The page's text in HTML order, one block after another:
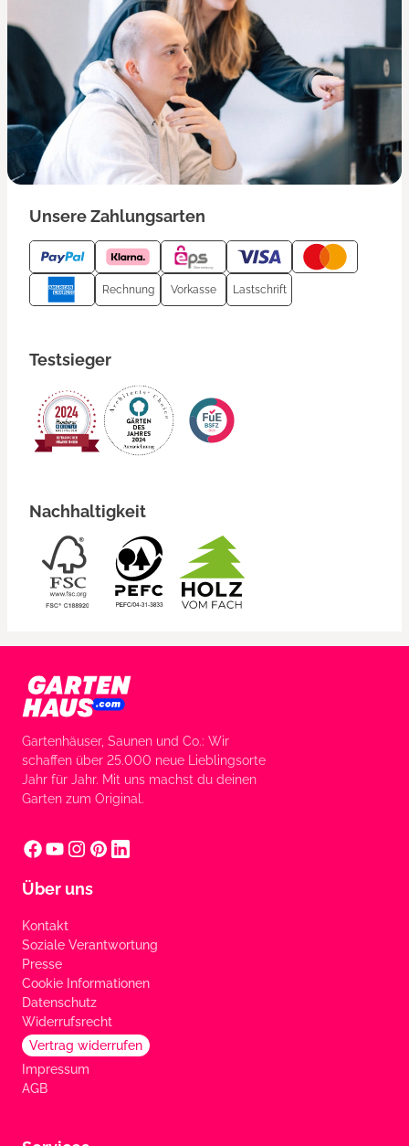
Unsere Zahlungsarten
Rechnung Vorkasse Lastschrift
Testsieger
Nachhaltigkeit
Gartenhäuser, Saunen und Co.: Wir
schaffen über 25.000 neue Lieblingsorte
Jahr für Jahr. Mit uns machst du deinen
Garten zum Original.
Über uns
Kontakt
Soziale Verantwortung
Presse
Cookie Informationen
Datenschutz
Widerrufsrecht
Vertrag widerrufen
Impressum
AGB